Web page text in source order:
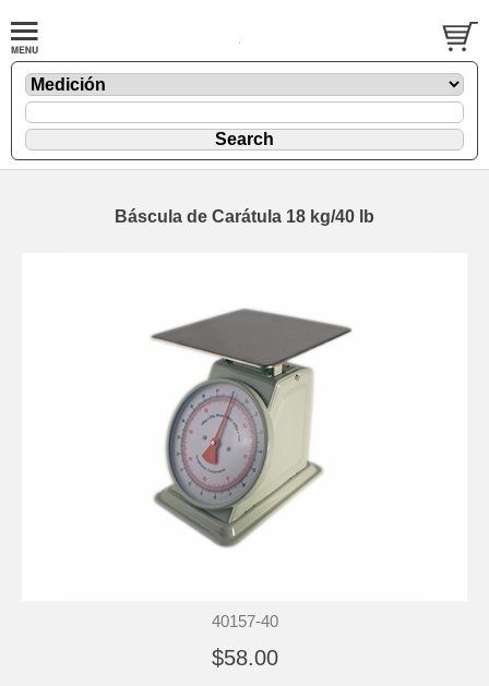
Báscula de Carátula 18 kg/40 lb
40157-40
$58.00